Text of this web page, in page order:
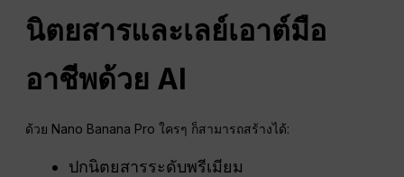
นิตยสารและเลย์เอาต์มือ
อาชีพด้วย AI
ด้วย Nano Banana Pro ใครๆ ก็สามารถสร้างได้:
ปกนิตยสารระดับพรีเมียม